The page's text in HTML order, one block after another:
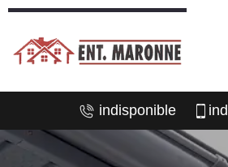
indisponible